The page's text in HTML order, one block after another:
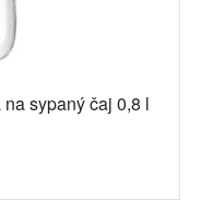
sypaný čaj 0,8 l